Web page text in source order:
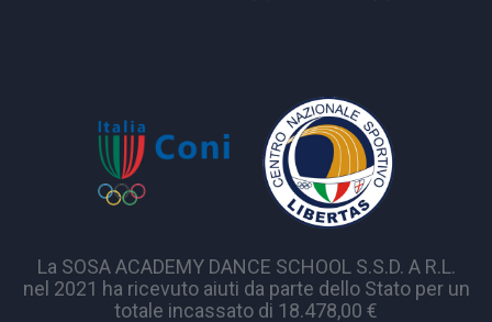
La SOSA ACADEMY DANCE SCHOOL S.S.D. A R.L.
nel 2021 ha ricevuto aiuti da parte dello Stato per un
totale incassato di 18.478,00 €